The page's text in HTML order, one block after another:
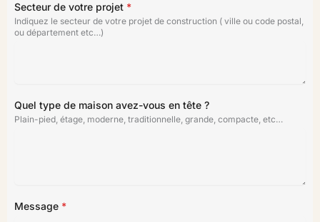
Secteur de votre projet *
Indiquez le secteur de votre projet de construction ( ville ou code postal,
ou département etc…)
Quel type de maison avez-vous en tête ?
Plain-pied, étage, moderne, traditionnelle, grande, compacte, etc…
Message *